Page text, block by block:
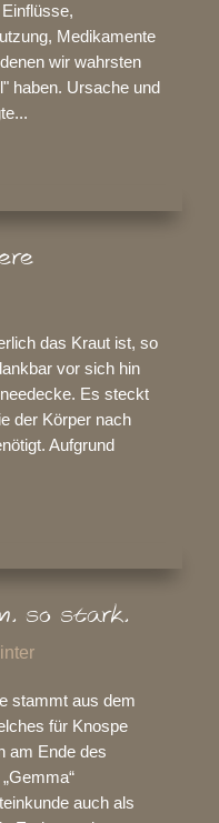
Medikamente
wir wahrsten
haben. Ursache und
das Kraut ist, so
vor sich hin
Es steckt
der Körper nach
Aufgrund
so stark.
stammt aus dem
für Knospe
am Ende des
auch als